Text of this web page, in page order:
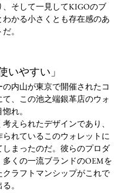
、そして一見してKIGOのブ
わかる小さくとも存在感のあ
。
いやすい」
内山が東京で開催されたコ
て、この池之端銀革店のウォ
れ。
えられたデザインであり、
れているこのウォレットに
しまったのだ。彼らのプロダ
多くの一流ブランドのOEMを
クラフトマンシップがこれで
。